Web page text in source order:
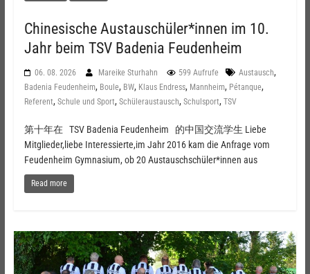
Chinesische Austauschüler*innen im 10.
Jahr beim TSV Badenia Feudenheim
06. 08. 2026 Mareike Sturhahn 599 Aufrufe Austausch,
Badenia Feudenheim, Boule, BW, Klaus Endress, Mannheim, Pétanque,
Referent, Schule und Sport, Schüleraustausch, Schulsport, TSV
第十年在 TSV Badenia Feudenheim 的中国交流学生 Liebe
Mitglieder,liebe Interessierte,im Jahr 2016 kam die Anfrage vom
Feudenheim Gymnasium, ob 20 Austauschschüler*innen aus
Read more